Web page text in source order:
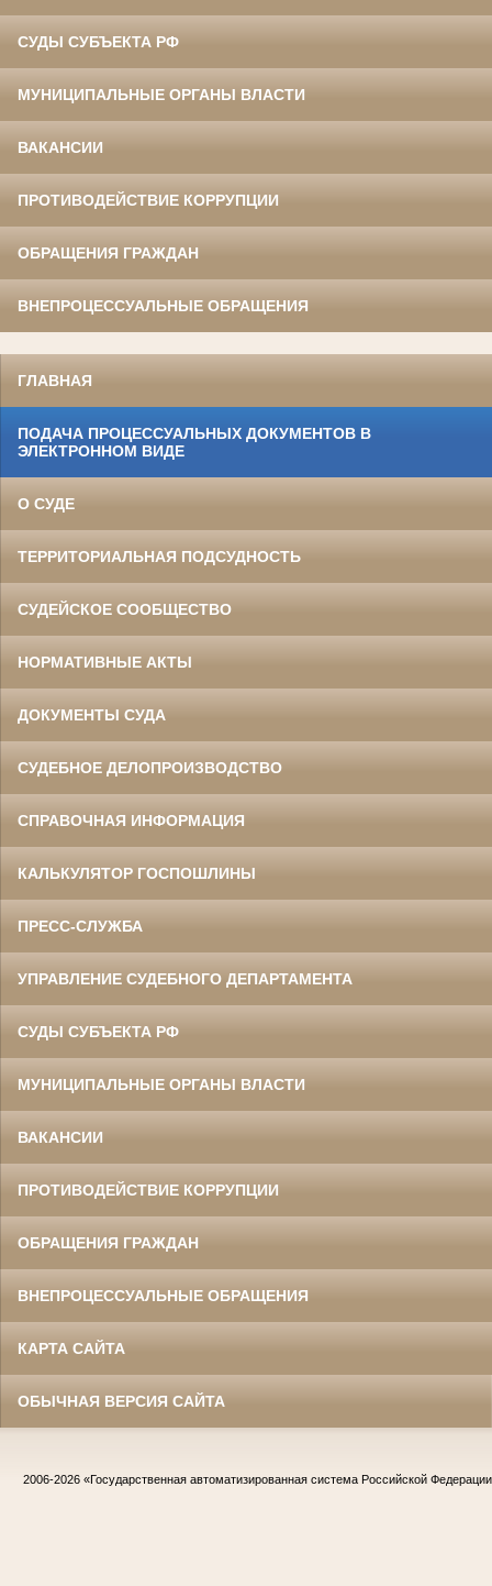
СУДЫ СУБЪЕКТА РФ
МУНИЦИПАЛЬНЫЕ ОРГАНЫ ВЛАСТИ
ВАКАНСИИ
ПРОТИВОДЕЙСТВИЕ КОРРУПЦИИ
ОБРАЩЕНИЯ ГРАЖДАН
ВНЕПРОЦЕССУАЛЬНЫЕ ОБРАЩЕНИЯ
ГЛАВНАЯ
ПОДАЧА ПРОЦЕССУАЛЬНЫХ ДОКУМЕНТОВ В
ЭЛЕКТРОННОМ ВИДЕ
О СУДЕ
ТЕРРИТОРИАЛЬНАЯ ПОДСУДНОСТЬ
СУДЕЙСКОЕ СООБЩЕСТВО
НОРМАТИВНЫЕ АКТЫ
ДОКУМЕНТЫ СУДА
СУДЕБНОЕ ДЕЛОПРОИЗВОДСТВО
СПРАВОЧНАЯ ИНФОРМАЦИЯ
КАЛЬКУЛЯТОР ГОСПОШЛИНЫ
ПРЕСС-СЛУЖБА
УПРАВЛЕНИЕ СУДЕБНОГО ДЕПАРТАМЕНТА
СУДЫ СУБЪЕКТА РФ
МУНИЦИПАЛЬНЫЕ ОРГАНЫ ВЛАСТИ
ВАКАНСИИ
ПРОТИВОДЕЙСТВИЕ КОРРУПЦИИ
ОБРАЩЕНИЯ ГРАЖДАН
ВНЕПРОЦЕССУАЛЬНЫЕ ОБРАЩЕНИЯ
КАРТА САЙТА
ОБЫЧНАЯ ВЕРСИЯ САЙТА
2006-2026 «Государственная автоматизированная система Российской